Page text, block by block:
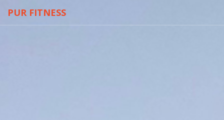
PUR FITNESS